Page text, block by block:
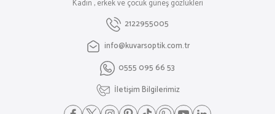
Kadın , erkek ve çocuk güneş gözlükleri
2122955005
info@kuvarsoptik.com.tr
0555 095 66 53
İletişim Bilgilerimiz